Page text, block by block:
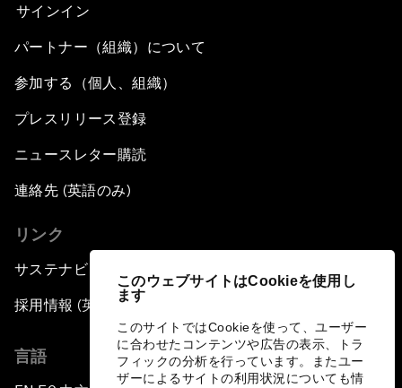
このウェブサイトはCookieを使用し
ます
このサイトではCookieを使って、ユーザー
に合わせたコンテンツや広告の表示、トラ
フィックの分析を行っています。またユー
ザーによるサイトの利用状況についても情
サインイン
パートナー（組織）について
参加する（個人、組織）
プレスリリース登録
ニュースレター購読
連絡先 (英語のみ)
リンク
サステナビリティへの取り組み
採用情報 (英語のみ)
言語